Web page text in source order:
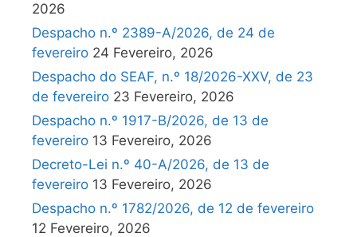
2026
Despacho n.º 2389-A/2026, de 24 de
fevereiro 24 Fevereiro, 2026
Despacho do SEAF, n.º 18/2026-XXV, de 23
de fevereiro 23 Fevereiro, 2026
Despacho n.º 1917-B/2026, de 13 de
fevereiro 13 Fevereiro, 2026
Decreto-Lei n.º 40-A/2026, de 13 de
fevereiro 13 Fevereiro, 2026
Despacho n.º 1782/2026, de 12 de fevereiro
12 Fevereiro, 2026